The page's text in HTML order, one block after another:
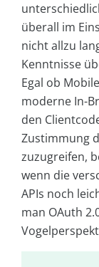
überall im
nicht allzu
Kenntnisse
Egal ob
moderne In-
den
Zustimmung
zuzugreifen,
wenn die
APIs noch
man OAuth